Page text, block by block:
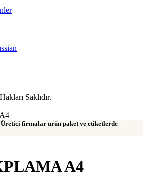
Saklıdır.
firmalar ürün paket ve etiketlerde
A4